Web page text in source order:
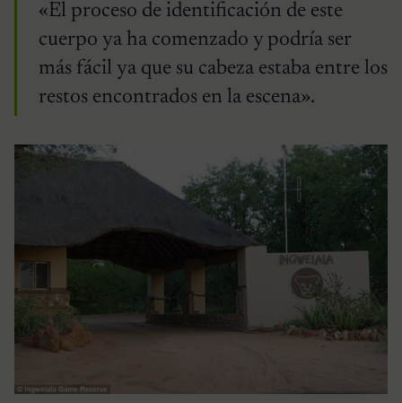
«El proceso de identificación de este
cuerpo ya ha comenzado y podría ser
más fácil ya que su cabeza estaba entre los
restos encontrados en la escena».